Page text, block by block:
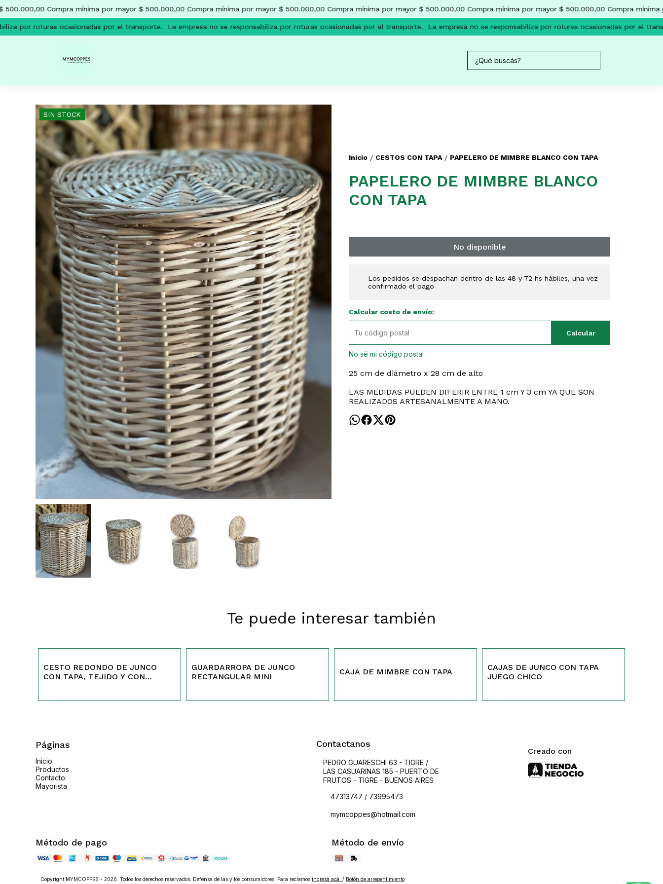
Compra mínima por mayor $ 500.000,00 Compra mínima por mayor $ 500.000,00 Compra mínima por mayor $ 500.000,00 Compra mínima por mayor $ 500.000,00 Compra mínima
por roturas ocasionadas por el transporte. La empresa no se responsabiliza por roturas ocasionadas por el transporte. La empresa no se responsabiliza por roturas ocasionadas por el
SIN STOCK
Inicio / CESTOS CON TAPA / PAPELERO DE MIMBRE BLANCO CON TAPA
PAPELERO DE MIMBRE BLANCO
CON TAPA
No disponible
Los pedidos se despachan dentro de las 48 y 72 hs hábiles, una vez
confirmado el pago
Calcular costo de envío:
Calcular
No sé mi código postal
25 cm de diámetro x 28 cm de alto
LAS MEDIDAS PUEDEN DIFERIR ENTRE 1 cm Y 3 cm YA QUE SON
REALIZADOS ARTESANALMENTE A MANO.
Te puede interesar también
CESTO REDONDO DE JUNCO
CON TAPA, TEJIDO Y CON
GUARDARROPA DE JUNCO
RECTANGULAR MINI
CAJA DE MIMBRE CON TAPA
CAJAS DE JUNCO CON TAPA
JUEGO CHICO
Páginas
Inicio
Productos
Contacto
Mayorista
Contactanos
PEDRO GUARESCHI 63 - TIGRE /
LAS CASUARINAS 185 - PUERTO DE
FRUTOS - TIGRE - BUENOS AIRES
47313747 / 73995473
mymcoppes@hotmail.com
Creado con
Método de pago Método de envío
Copyright MYMCOPPES - 2026. Todos los derechos reservados. Defensa de las y los consumidores. Para reclamos ingresá acá. / Botón de arrepentimiento